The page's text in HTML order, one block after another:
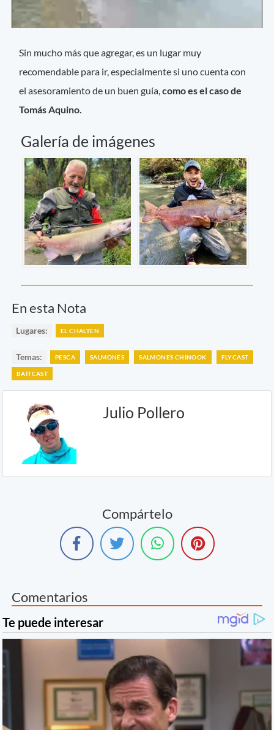
Sin mucho más que agregar, es un lugar muy
recomendable para ir, especialmente si uno cuenta con
el asesoramiento de un buen guía,como es el caso de
Tomás Aquino.
Galería de imágenes
En esta Nota
Lugares: EL CHALTEN
Temas: PESCA SALMONES SALMONES CHINOOK FLYCAST
BAITCAST
Julio Pollero
Compártelo
Comentarios